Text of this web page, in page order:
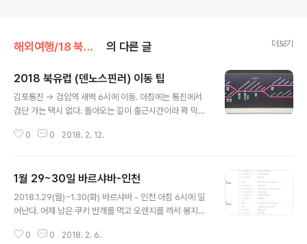
해외여행/18 북유럽, 발리 의 다른 글 더보기
2018 북유럽 (덴노스핀러) 이동 팁
김포통진 → 검암역 새벽 6시에 이동. 아침에는 통진에서
검단 가는 택시 없다. 돌아오는 길이 출근시간이라 꽉 막히
로 EU 입국하기 ​공항 도착하면 목적지가 쉥겐국/비쉥겐국
한다. 코펜하겐 공항에서 시내(중앙역)가기 비행기에서 나
오니 곧바로 출국게이트다. 떠나려고 기다리는 사람들과
합쳐진다. 짐 찾는 곳으로 가는 길목이 쇼핑센터다. 한참 번
있어 짐을 찾고 맥주를 샀다. 맥주 가격은 대략 시내와 비슷
0 0 2018. 2. 12.
1월 29~30일 바르샤바-인천
2018.1.29(월)~1.30(화) 바르샤바 - 인천 아침 6시에 일
어난다. 어제 남은 쿠키 반개를 먹고 오렌지를 까서 봉지에
4면의 다른 건물들이 보인다. 비가 내린다. 숙소 왼편 한쪽
0 0 2018. 2. 6.